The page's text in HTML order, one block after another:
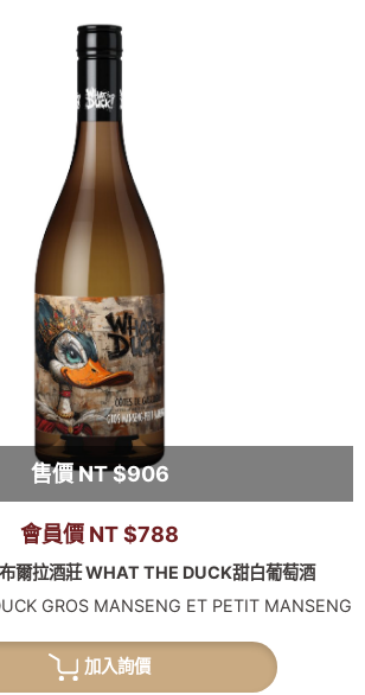
售價 NT $906
會員價 NT $788
爾拉酒莊 WHAT THE DUCK甜白葡萄酒
GROS MANSENG ET PETIT MANSENG
加入詢價